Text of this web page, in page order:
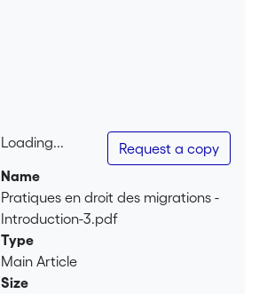
Loading...
Loading...
Request a copy
Name
Pratiques en droit des migrations -
Introduction-3.pdf
Type
Main Article
Size